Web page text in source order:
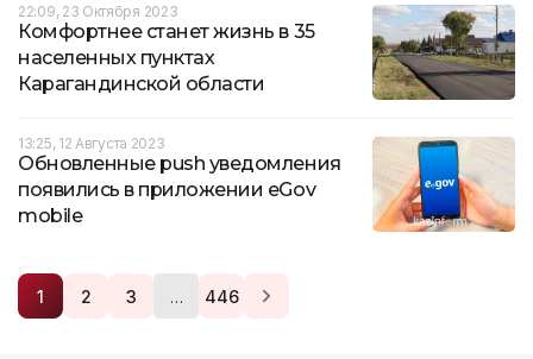
22:09, 23 Октября 2023
Комфортнее станет жизнь в 35
населенных пунктах
Карагандинской области
13:25, 12 Августа 2023
Обновленные push уведомления
появились в приложении eGov
mobile
1 2 3 … 446